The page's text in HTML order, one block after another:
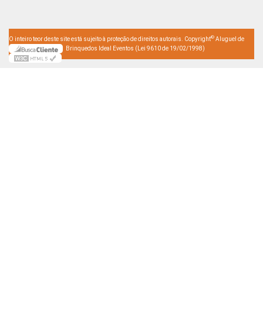
O inteiro teor deste site está sujeito à proteção de direitos autorais. Copyright© Aluguel de
Brinquedos Ideal Eventos (Lei 9610 de 19/02/1998)